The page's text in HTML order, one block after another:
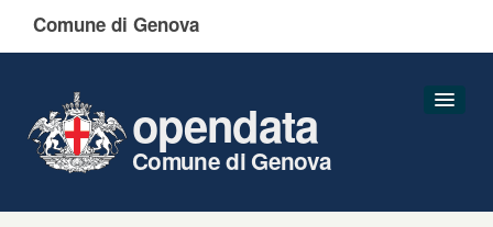
Comune di Genova
opendata
Comune di Genova